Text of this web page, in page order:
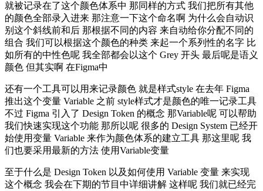
就被记录在了这个颜色体系中 那同样的方式 我们把所有其他
的颜色全部录入进来 那注意一下这个命名啊 为什么会自动识
别这个斜线前和后 那根据不同的内容 来自动给你分配不同的
组合 我们可以根据这个颜色的种类 来起一个系列性的名字 比
如所有的中性色呢 我全部都会以这个 Grey 开头 最后呢是语义
颜色 但其实啊 在Figma中
还有一个工具可以用来记录颜色 就是样式style 在去年 Figma
推出这个变量 Variable 之前 style样式才是颜色的唯一记录工具
不过 Figma 引入了 Design Token 的概念 那Variable呢 可以帮助
我们快速实现这个功能 那所以呢 很多的 Design System 已经开
始使用变量 Variable 来作为颜色体系的建立工具 那这里呢 我
们也要采用最新的方法 使用Variable变量
至于什么是 Design Token 以及如何使用 Variable 变量 来实现
这个概念 我会在下期的节目中详细讲解 这样呢 我们就已经完